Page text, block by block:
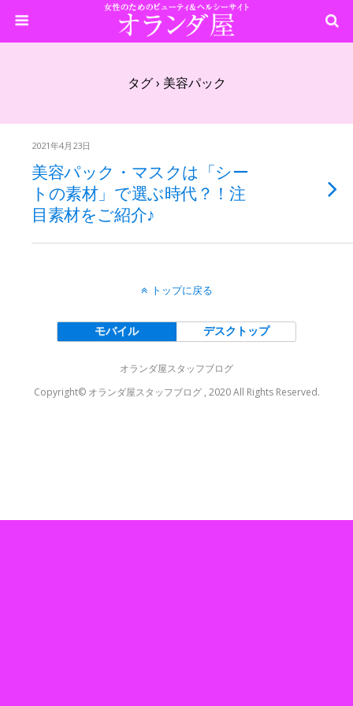
タグ › 美容パック
2021年4月23日
美容パック・マスクは「シー
トの素材」で選ぶ時代？！注
目素材をご紹介♪
トップに戻る
モバイル デスクトップ
オランダ屋スタッフブログ
Copyright© オランダ屋スタッフブログ , 2020 All Rights Reserved.